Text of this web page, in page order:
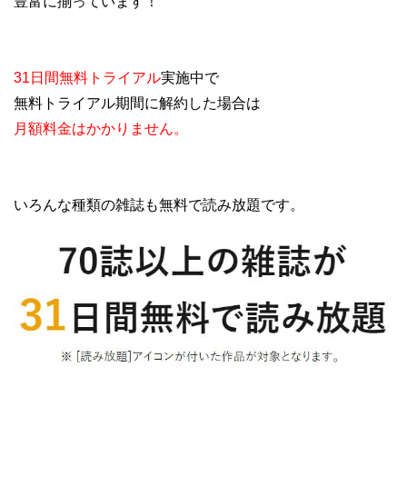
31日間無料トライアル実施中で
無料トライアル期間に解約した場合は
月額料金はかかりません。
いろんな種類の雑誌も無料で読み放題です。